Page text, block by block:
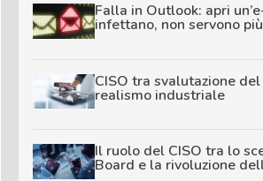
Falla in Outlook: apri
infettano, non servono
CISO tra svalutazione
realismo industriale
Il ruolo del CISO tra lo
Board e la rivoluzione